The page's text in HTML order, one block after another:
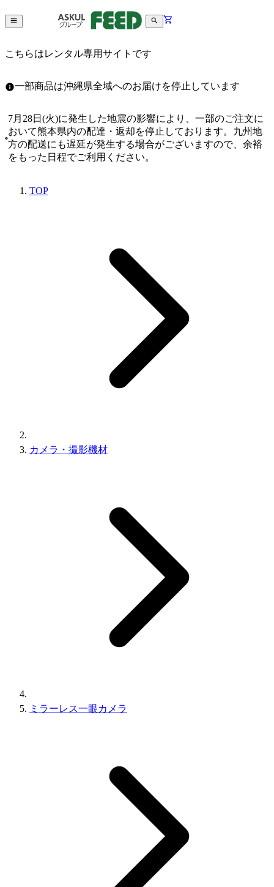
こちらはレンタル専用サイトです
一部商品は沖縄県全域へのお届けを停止しています
7月28日(火)に発生した地震の影響により、一部のご注文に
おいて熊本県内の配達・返却を停止しております。九州地
方の配送にも遅延が発生する場合がございますので、余裕
をもった日程でご利用ください。
TOP
カメラ・撮影機材
ミラーレス一眼カメラ